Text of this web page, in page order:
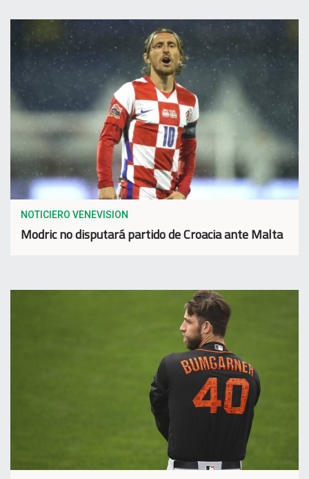
NOTICIERO VENEVISION
Modric no disputará partido de Croacia ante Malta